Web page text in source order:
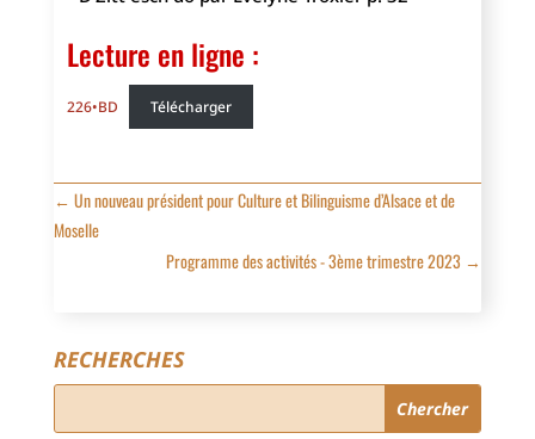
Lecture en ligne :
226•BD Télécharger
← Un nouveau président pour Culture et Bilinguisme d’Alsace et de
Moselle
Programme des activités - 3ème trimestre 2023 →
RECHERCHES